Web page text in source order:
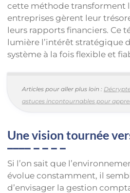
cette méthode transforment
entreprises gèrent leur
leurs rapports financiers. Ce
lumière l’intérêt stratégique
système à la fois flexible et
Articles pour aller plus loin :
astuces incontournables pour
Une vision tournée
Si l’on sait que
évolue constamment, il
d’envisager la gestion